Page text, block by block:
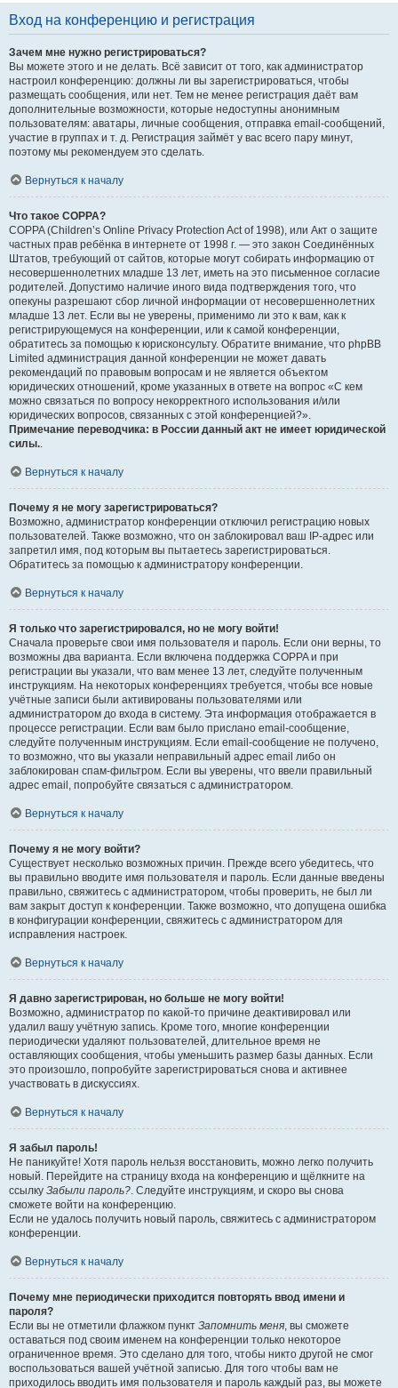
Вход на конференцию и регистрация
Зачем мне нужно регистрироваться?
Вы можете этого и не делать. Всё зависит от того, как администратор
настроил конференцию: должны ли вы зарегистрироваться, чтобы
размещать сообщения, или нет. Тем не менее регистрация даёт вам
дополнительные возможности, которые недоступны анонимным
пользователям: аватары, личные сообщения, отправка email-сообщений,
участие в группах и т. д. Регистрация займёт у вас всего пару минут,
поэтому мы рекомендуем это сделать.
Вернуться к началу
Что такое COPPA?
COPPA (Children’s Online Privacy Protection Act of 1998), или Акт о защите
частных прав ребёнка в интернете от 1998 г. — это закон Соединённых
Штатов, требующий от сайтов, которые могут собирать информацию от
несовершеннолетних младше 13 лет, иметь на это письменное согласие
родителей. Допустимо наличие иного вида подтверждения того, что
опекуны разрешают сбор личной информации от несовершеннолетних
младше 13 лет. Если вы не уверены, применимо ли это к вам, как к
регистрирующемуся на конференции, или к самой конференции,
обратитесь за помощью к юрисконсульту. Обратите внимание, что phpBB
Limited администрация данной конференции не может давать
рекомендаций по правовым вопросам и не является объектом
юридических отношений, кроме указанных в ответе на вопрос «С кем
можно связаться по вопросу некорректного использования и/или
юридических вопросов, связанных с этой конференцией?».
Примечание переводчика: в России данный акт не имеет юридической
силы..
Вернуться к началу
Почему я не могу зарегистрироваться?
Возможно, администратор конференции отключил регистрацию новых
пользователей. Также возможно, что он заблокировал ваш IP-адрес или
запретил имя, под которым вы пытаетесь зарегистрироваться.
Обратитесь за помощью к администратору конференции.
Вернуться к началу
Я только что зарегистрировался, но не могу войти!
Сначала проверьте свои имя пользователя и пароль. Если они верны, то
возможны два варианта. Если включена поддержка COPPA и при
регистрации вы указали, что вам менее 13 лет, следуйте полученным
инструкциям. На некоторых конференциях требуется, чтобы все новые
учётные записи были активированы пользователями или
администратором до входа в систему. Эта информация отображается в
процессе регистрации. Если вам было прислано email-сообщение,
следуйте полученным инструкциям. Если email-сообщение не получено,
то возможно, что вы указали неправильный адрес email либо он
заблокирован спам-фильтром. Если вы уверены, что ввели правильный
адрес email, попробуйте связаться с администратором.
Вернуться к началу
Почему я не могу войти?
Существует несколько возможных причин. Прежде всего убедитесь, что
вы правильно вводите имя пользователя и пароль. Если данные введены
правильно, свяжитесь с администратором, чтобы проверить, не был ли
вам закрыт доступ к конференции. Также возможно, что допущена ошибка
в конфигурации конференции, свяжитесь с администратором для
исправления настроек.
Вернуться к началу
Я давно зарегистрирован, но больше не могу войти!
Возможно, администратор по какой-то причине деактивировал или
удалил вашу учётную запись. Кроме того, многие конференции
периодически удаляют пользователей, длительное время не
оставляющих сообщения, чтобы уменьшить размер базы данных. Если
это произошло, попробуйте зарегистрироваться снова и активнее
участвовать в дискуссиях.
Вернуться к началу
Я забыл пароль!
Не паникуйте! Хотя пароль нельзя восстановить, можно легко получить
новый. Перейдите на страницу входа на конференцию и щёлкните на
ссылку Забыли пароль?. Следуйте инструкциям, и скоро вы снова
сможете войти на конференцию.
Если не удалось получить новый пароль, свяжитесь с администратором
конференции.
Вернуться к началу
Почему мне периодически приходится повторять ввод имени и
пароля?
Если вы не отметили флажком пункт Запомнить меня, вы сможете
оставаться под своим именем на конференции только некоторое
ограниченное время. Это сделано для того, чтобы никто другой не смог
воспользоваться вашей учётной записью. Для того чтобы вам не
приходилось вводить имя пользователя и пароль каждый раз, вы можете